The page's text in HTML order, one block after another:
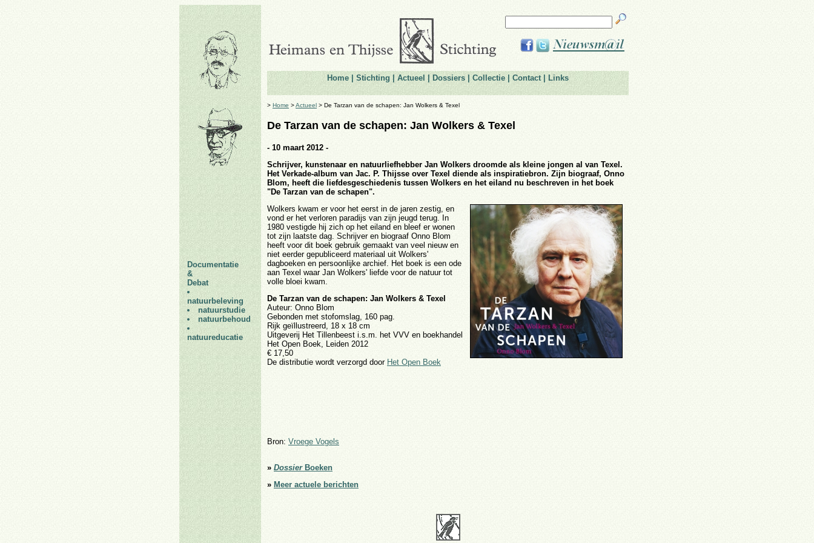
Documentatie
&
Debat
natuurbeleving
natuurstudie
natuurbehoud
natuureducatie
Home | Stichting Actueel Dossiers Collectie| Contact| Links
> Home >Actueel > De Tarzan van de schapen: Jan Wolkers & Texel
De Tarzan van de schapen: Jan Wolkers & Texel
- 10 maart 2012 -
Schrijver, kunstenaar en natuurliefhebber Jan Wolkers droomde als kleine jongen al van Texel.
Het Verkade-album van Jac. P. Thijsse over Texel diende als inspiratiebron. Zijn biograaf, Onno
Blom, heeft die liefdesgeschiedenis tussen Wolkers en het eiland nu beschreven in het boek
"De Tarzan van de schapen".
Wolkers kwam er voor het eerst in de jaren zestig, en
vond er het verloren paradijs van zijn jeugd terug. In
1980 vestigde hij zich op het eiland en bleef er wonen
tot zijn laatste dag. Schrijver en biograaf Onno Blom
heeft voor dit boek gebruik gemaakt van veel nieuw en
niet eerder gepubliceerd materiaal uit Wolkers'
dagboeken en persoonlijke archief. Het boek is een ode
aan Texel waar Jan Wolkers' liefde voor de natuur tot
volle bloei kwam.
De Tarzan van de schapen: Jan Wolkers & Texel
Auteur: Onno Blom
Gebonden met stofomslag, 160 pag.
Rijk geïllustreerd, 18 x 18 cm
Uitgeverij Het Tillenbeest i.s.m. het VVV en boekhandel
Het Open Boek, Leiden 2012
€ 17,50
De distributie wordt verzorgd door Het Open Boek
Bron: Vroege Vogels
» DossierBoeken
» Meer actuele berichten